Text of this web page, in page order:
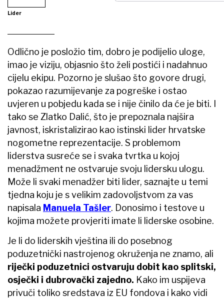
Lider
Odlično je posložio tim, dobro je podijelio uloge,
imao je viziju, objasnio što želi postići i nadahnuo
cijelu ekipu. Pozorno je slušao što govore drugi,
pokazao razumijevanje za pogreške i ostao
uvjeren u pobjedu kada se i nije činilo da će je biti. I
tako se Zlatko Dalić, što je prepoznala najšira
javnost, iskristalizirao kao istinski lider hrvatske
nogometne reprezentacije. S problemom
liderstva susreće se i svaka tvrtka u kojoj
menadžment ne ostvaruje svoju lidersku ulogu.
Može li svaki menadžer biti lider, saznajte u temi
tjedna koju je s velikim zadovoljstvom za vas
napisala Manuela Tašler. Donosimo i testove u
kojima možete provjeriti imate li liderske osobine.
Je li do liderskih vještina ili do posebnog
poduzetnički nastrojenog okruženja ne znamo, ali
riječki poduzetnici ostvaruju dobit kao splitski,
osječki i dubrovački zajedno. Kako im uspijeva
privuči toliko sredstava iz EU fondova i kako vidi